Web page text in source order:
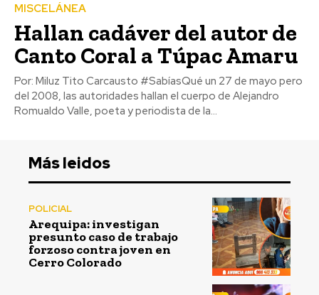
MISCELÁNEA
Hallan cadáver del autor de
Canto Coral a Túpac Amaru
Por: Miluz Tito Carcausto #SabíasQué un 27 de mayo pero
del 2008, las autoridades hallan el cuerpo de Alejandro
Romualdo Valle, poeta y periodista de la...
Más leidos
POLICIAL
Arequipa: investigan
presunto caso de trabajo
forzoso contra joven en
Cerro Colorado